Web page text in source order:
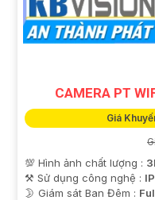
CAMERA PT
Giá
💯 Hình ảnh chất lượng :
⚒ Sử dụng công nghệ :
🌛 Giám sát Ban Đêm :